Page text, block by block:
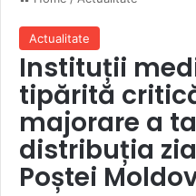
Actualitate
Instituții
tipărită
majorare a
distribuția
Poștei